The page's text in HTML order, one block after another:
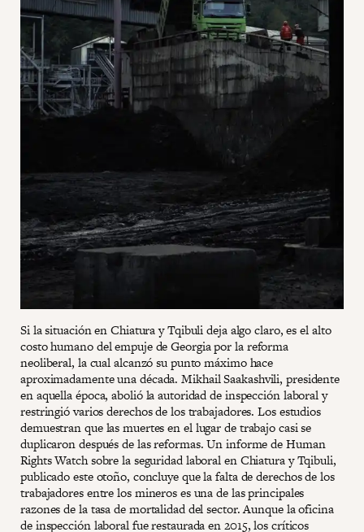
Si la situación en Chiatura y Tqibuli deja algo claro, es el alto
costo humano del empuje de Georgia por la reforma
neoliberal, la cual alcanzó su punto máximo hace
aproximadamente una década. Mikhail Saakashvili, presidente
en aquella época, abolió la autoridad de inspección laboral y
restringió varios derechos de los trabajadores. Los estudios
demuestran que las muertes en el lugar de trabajo casi se
duplicaron después de las reformas. Un informe de Human
Rights Watch sobre la seguridad laboral en Chiatura y Tqibuli,
publicado este otoño, concluye que la falta de derechos de los
trabajadores entre los mineros es una de las principales
razones de la tasa de mortalidad del sector. Aunque la oficina
de inspección laboral fue restaurada en 2015, los críticos